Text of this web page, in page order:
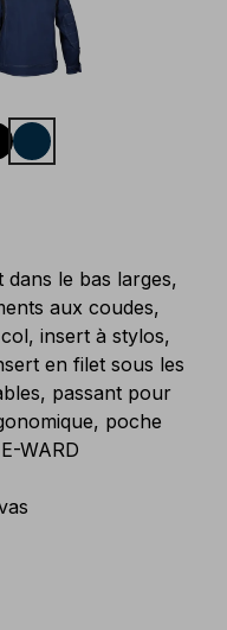
le bas larges,
aux coudes,
insert à stylos,
en filet sous les
passant pour
poche
WARD